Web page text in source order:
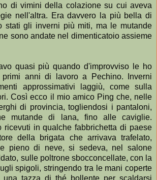
di vimini della colazione su cui aveva
nell'altra. Era davvero la più bella di
stati gli inverni più miti, ma le mutande
sono andate nel dimenticatoio assieme
quasi più quando d'improvviso le ho
anni di lavoro a Pechino. Inverni
approssimativi laggiù, come sulla
Così ecco il mio amico Ping che, nelle
di provincia, togliendosi i pantaloni,
mutande di lana, fino alle caviglie.
ricevuti in qualche fabbrichetta di paese
della brigata che arrivava trafelato,
pieno di neve, si sedeva, nel salone
sulle poltrone sbocconcellate, con la
spigoli, stringendo tra le mani coperte
una tazza di thé bollente per scaldarsi